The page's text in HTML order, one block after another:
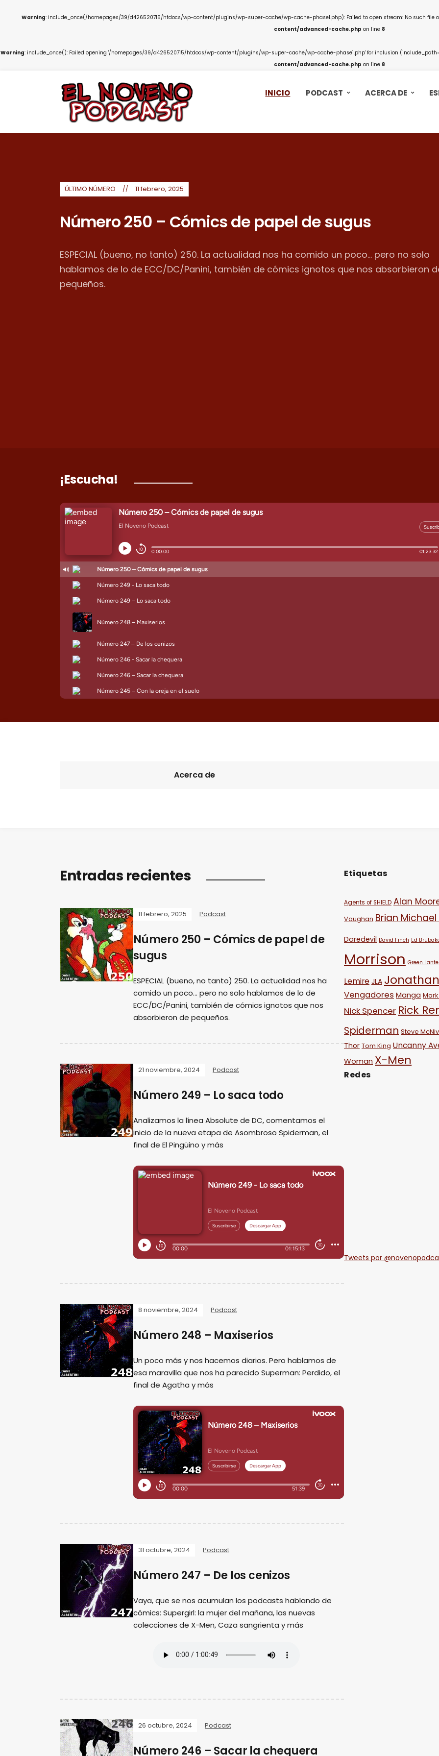
Warning: include_once(/homepages/39/d426520715/htdocs/wp-content/plugins/wp-super-cache/wp-cache-phase1.php): Failed to open stream: No such file
content/advanced-cache.php on line 8
Warning: include_once(): Failed opening '/homepages/39/d426520715/htdocs/wp-content/plugins/wp-super-cache/wp-cache-phase1.php' for inclusion
content/advanced-cache.php on line 8
INICIO PODCAST ACERCA DE
ÚLTIMO NÚMERO 11 febrero, 2025
Número 250 – Cómics de papel de sugus
ESPECIAL (bueno, no tanto) 250. La actualidad nos ha comido un poco... pero no solo
hablamos de lo de ECC/DC/Panini, también de cómics ignotos que nos absorbieron
pequeños.
¡Escucha!
Acerca de
Entradas recientes
11 febrero, 2025 Podcast
Número 250 – Cómics de papel de
sugus
ESPECIAL (bueno, no tanto) 250. La actualidad nos ha
comido un poco... pero no solo hablamos de lo de
ECC/DC/Panini, también de cómics ignotos que nos
absorbieron de pequeños.
21 noviembre, 2024 Podcast
Número 249 – Lo saca todo
Analizamos la línea Absolute de DC, comentamos el
inicio de la nueva etapa de Asombroso Spiderman, el
final de El Pingüino y más
8 noviembre, 2024 Podcast
Número 248 – Maxiserios
Un poco más y nos hacemos diarios. Pero hablamos de
esa maravilla que nos ha parecido Superman: Perdido, el
final de Agatha y más
31 octubre, 2024 Podcast
Número 247 – De los cenizos
Vaya, que se nos acumulan los podcasts hablando de
cómics: Supergirl: la mujer del mañana, las nuevas
colecciones de X-Men, Caza sangrienta y más
26 octubre, 2024 Podcast
Número 246 – Sacar la chequera
Etiquetas
Agents of SHIELD Alan
Vaughan Brian
Daredevil David Finch Ed
Morrison Green
Lemire JLA
Vengadores Manga
Nick Spencer Rick
Spiderman Steve
Thor Tom King Uncanny
Woman X-Men
Redes
Tweets por